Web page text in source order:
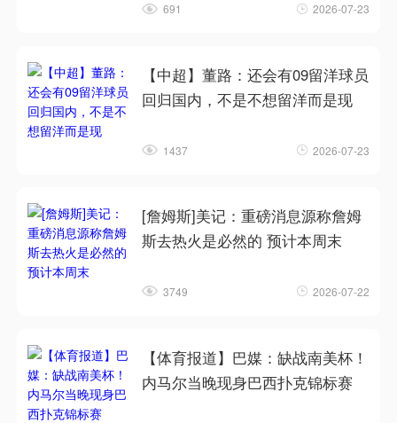
691 2026-07-23
【中超】董路：还会有09留洋球员
回归国内，不是不想留洋而是现
1437 2026-07-23
[詹姆斯]美记：重磅消息源称詹姆
斯去热火是必然的 预计本周末
3749 2026-07-22
【体育报道】巴媒：缺战南美杯！
内马尔当晚现身巴西扑克锦标赛